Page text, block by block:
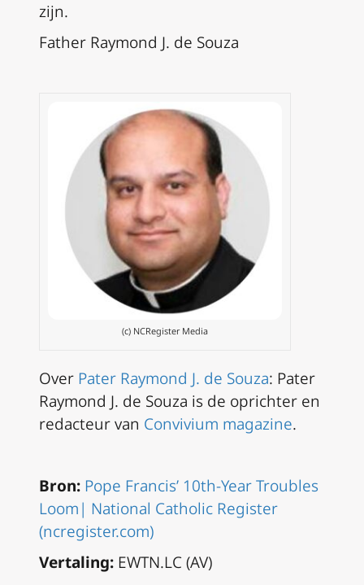
zijn.
Father Raymond J. de Souza
(c) NCRegister Media
Over Pater Raymond J. de Souza: Pater
Raymond J. de Souza is de oprichter en
redacteur van Convivium magazine.
Bron: Pope Francis’ 10th-Year Troubles
Loom| National Catholic Register
(ncregister.com)
Vertaling: EWTN.LC (AV)